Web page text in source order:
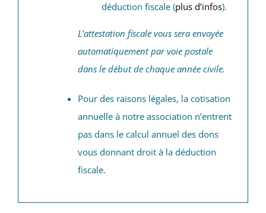
déduction fiscale (plus d’infos).
L’attestation fiscale vous sera envoyée
automatiquement par voie postale
dans le début de chaque année civile.
Pour des raisons légales, la cotisation
annuelle à notre association n’entrent
pas dans le calcul annuel des dons
vous donnant droit à la déduction
fiscale.